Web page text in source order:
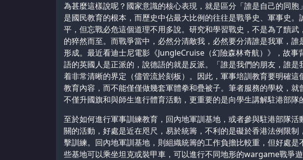
為甚麼這樣說呢？國家意識的核心表現，就是區分「誰是自己的同
是國民教育的根本，而歷史中佔最大比例的往往是戰爭史、軍事史
平，但忘戰必危這個道理不用多說。研究和學習戰史，不是為了黷
的猝然而至。而戰爭當中，必然分清敵我，必然要分清誰是我軍，
形成。最近看迪士尼電影《JungleCruise（幻險森林奇航）》，故事
語的英國人是正派的，說德語的就是反派。「誰是我們的朋友，誰
着非常清晰的界定（儘管流於刻板）。因此，軍事培訓教育要明確
教育內容，而不能僅僅做幾套軍體拳和疊被子。筆者服務的學校，就
不僅升國旗和與師生進行體育活動，更重要的是向學生講解駐港部隊
至於如何進行軍事訓練教育，回內地軍訓基地，或者參與駐港部隊
關的活動，好處是近在咫尺，易於統籌，不利的是礙於香港法例限
擊訓練。回內地軍訓基地，則組織統籌的工作負擔比較重，但好處
些基地可以乘坐坦克或裝甲車，可以進行不同地形的wargame戰爭